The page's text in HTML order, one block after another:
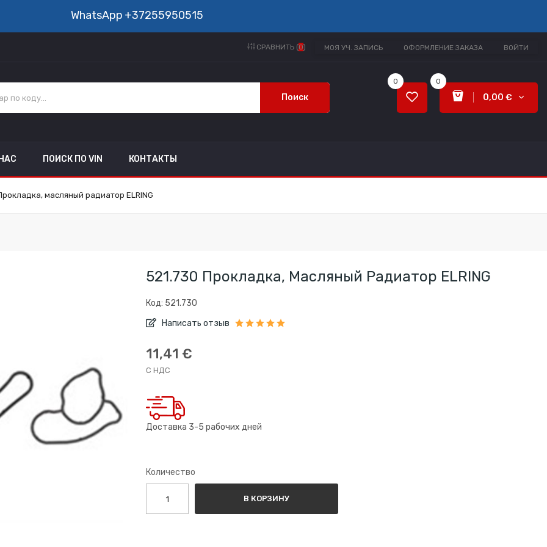
WhatsApp +37255950515
МОЯ УЧ. ЗАПИСЬ ОФОРМЛЕНИЕ ЗАКАЗА ВОЙТИ
СРАВНИТЬ (0)
Поиск
0
0,00 €
0
ПОИСК ПО VIN КОНТАКТЫ
масляный радиатор ELRING
521.730 Прокладка, Масляный Радиатор ELRING
Код: 521.730
Написать отзыв
11,41 €
С НДС
Доставка 3-5 рабочих дней
Количество
В КОРЗИНУ